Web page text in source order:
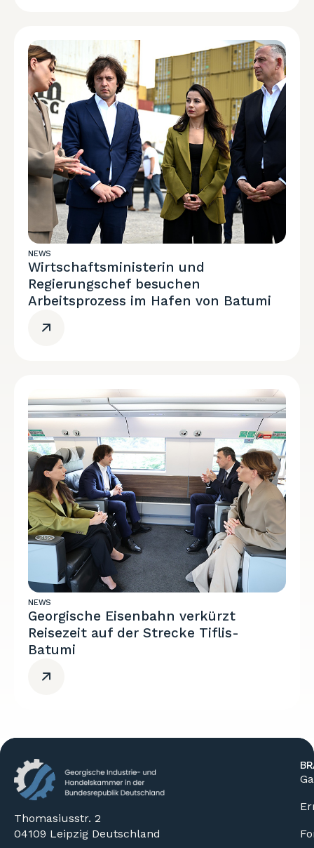
NEWS
Wirtschaftsministerin und
Regierungschef besuchen
Arbeitsprozess im Hafen von Batumi
NEWS
Georgische Eisenbahn verkürzt
Reisezeit auf der Strecke Tiflis-
Batumi
Thomasiusstr. 2
04109 Leipzig Deutschland